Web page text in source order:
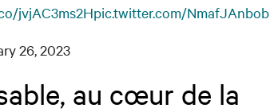
jvjAC3ms2Hpic.twitter.com/NmafJAnbob
26, 2023
au cœur de la